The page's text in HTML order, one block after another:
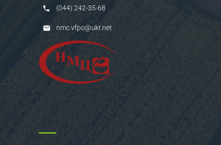
(044) 242-35-68
nmc.vfpo@ukr.net